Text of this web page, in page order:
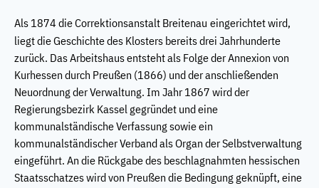
Als 1874 die Correktionsanstalt Breitenau eingerichtet wird,
liegt die Geschichte des Klosters bereits drei Jahrhunderte
zurück. Das Arbeitshaus entsteht als Folge der Annexion von
Kurhessen durch Preußen (1866) und der anschließenden
Neuordnung der Verwaltung. Im Jahr 1867 wird der
Regierungsbezirk Kassel gegründet und eine
kommunalständische Verfassung sowie ein
kommunalständischer Verband als Organ der Selbstverwaltung
eingeführt. An die Rückgabe des beschlagnahmten hessischen
Staatsschatzes wird von Preußen die Bedingung geknüpft, eine